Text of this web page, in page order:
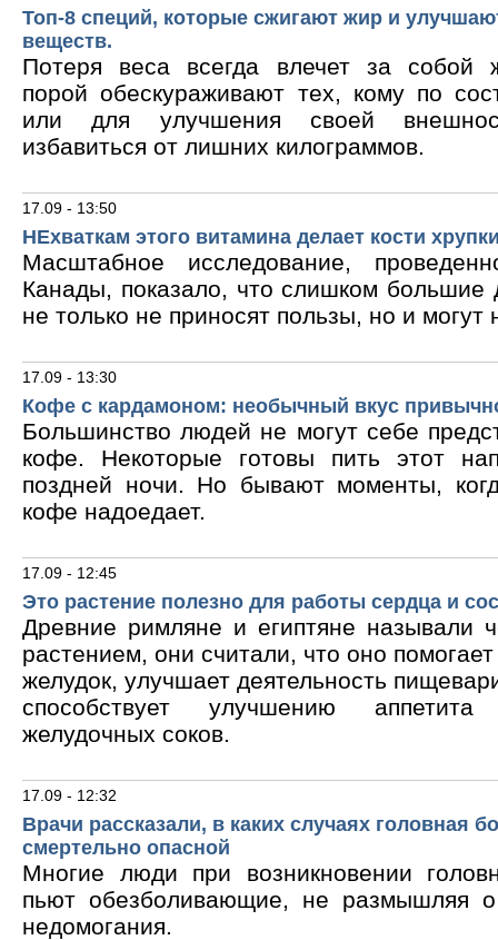
Топ-8 специй, которые сжигают жир и
веществ.
Потеря веса всегда влечет за собой
порой обескураживают тех, кому по
или для улучшения своей
избавиться от лишних килограммов.
17.09 - 13:50
НЕхваткам этого витамина делает кости
Масштабное исследование,
Канады, показало, что слишком большие
не только не приносят пользы, но и могут
17.09 - 13:30
Кофе с кардамоном: необычный вкус
Большинство людей не могут себе
кофе. Некоторые готовы пить этот
поздней ночи. Но бывают моменты,
кофе надоедает.
17.09 - 12:45
Это растение полезно для работы сердца и
Древние римляне и египтяне называли
растением, они считали, что оно
желудок, улучшает деятельность
способствует улучшению
желудочных соков.
17.09 - 12:32
Врачи рассказали, в каких случаях головная
смертельно опасной
Многие люди при возникновении
пьют обезболивающие, не размышляя о
недомогания.